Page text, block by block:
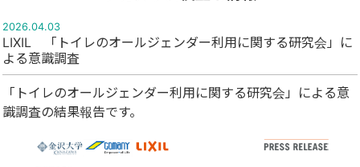
2026.04.03
LIXIL 「トイレのオールジェンダー利用に関する研究会」に
よる意識調査
「トイレのオールジェンダー利用に関する研究会」による意
識調査の結果報告です。